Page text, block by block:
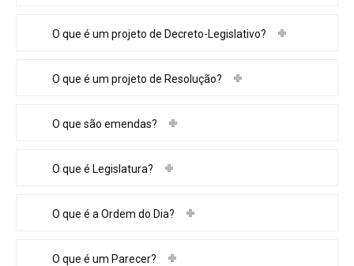
O que é um projeto de Decreto-Legislativo?
O que é um projeto de Resolução?
O que são emendas?
O que é Legislatura?
O que é a Ordem do Dia?
O que é um Parecer?